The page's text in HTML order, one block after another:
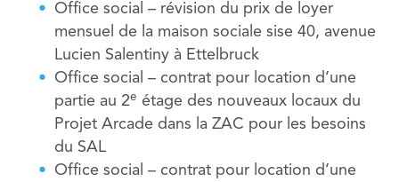
Office social – révision du prix de loyer
mensuel de la maison sociale sise 40, avenue
Lucien Salentiny à Ettelbruck
Office social – contrat pour location d’une
partie au 2e étage des nouveaux locaux du
Projet Arcade dans la ZAC pour les besoins
du SAL
Office social – contrat pour location d’une